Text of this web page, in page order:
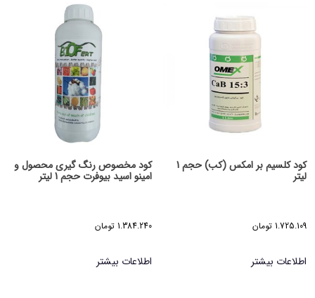
کود کلسیم بر امکس (کب) حجم 1
لیتر
1.725.109 تومان
اطلاعات بیشتر
کود مخصوص رنگ گیری محصول و
امینو اسید بیوفرت حجم 1 لیتر
1.384.240 تومان
اطلاعات بیشتر